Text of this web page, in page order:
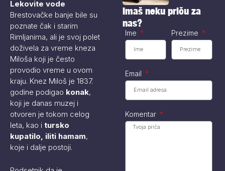
Lekovite vode
Brestovačke banje bile su
poznate čak i starim
Rimljanima, ali je svoj polet
doživela za vreme kneza
Miloša koji je često
provodio vreme u ovom
kraju. Knez Miloš je 1837.
godine podigao konak,
koji je danas muzej i
otvoren je tokom celog
leta, kao i tursko
kupatilo, iliti hamam,
koje i dalje postoji.
telefona...
Imaš neku priču za
nas?
Ime Prezime
Email
Komentar